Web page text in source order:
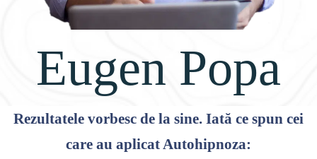
Eugen Popa
Rezultatele vorbesc de la sine. Iată ce spun cei
care au aplicat Autohipnoza: